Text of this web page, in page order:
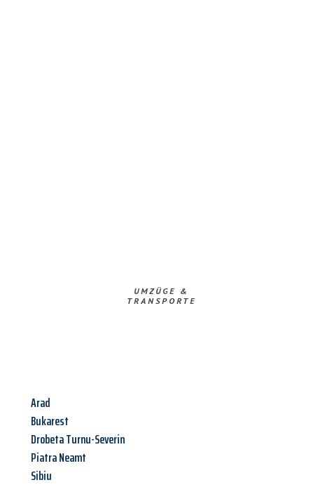
UMZÜGE &
TRANSPORTE
Arad
Bukarest
Drobeta Turnu-Severin
Piatra Neamt
Sibiu